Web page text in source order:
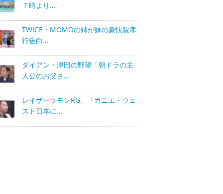
７時より…
TWICE・MOMOの姉が妹の豪快親孝
行告白…
ダイアン・津田の野望「朝ドラの主
人公のお父さ…
レイザーラモンRG、「カニエ・ウェ
スト日本に…